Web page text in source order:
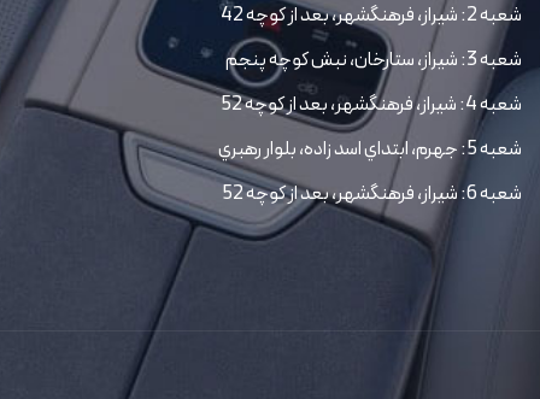
شعبه 2: شیراز، فرهنگشهر، بعد از کوچه 42
شعبه 3: شیراز، ستارخان، نبش کوچه پنجم
شعبه 4: شیراز، فرهنگشهر، بعد از کوچه 52
شعبه 5: جهرم، ابتداي اسد زاده، بلوار رهبري
شعبه 6: شیراز، فرهنگشهر، بعد از کوچه 52